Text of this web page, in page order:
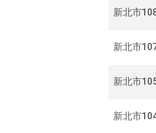
新北市
新北市
新北市
新北市